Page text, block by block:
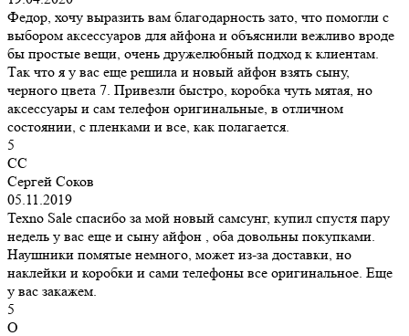
Федор, хочу выразить вам благодарность зато, что помогли с
выбором аксессуаров для айфона и объяснили вежливо вроде
бы простые вещи, очень дружелюбный подход к клиентам.
Так что я у вас еще решила и новый айфон взять сыну,
черного цвета 7. Привезли быстро, коробка чуть мятая, но
аксессуары и сам телефон оригинальные, в отличном
состоянии, с пленками и все, как полагается.
5
СС
Сергей Соков
05.11.2019
Texno Sale спасибо за мой новый самсунг, купил спустя пару
недель у вас еще и сыну айфон , оба довольны покупками.
Наушники помятые немного, может из-за доставки, но
наклейки и коробки и сами телефоны все оригинальное. Еще
у вас закажем.
5
О